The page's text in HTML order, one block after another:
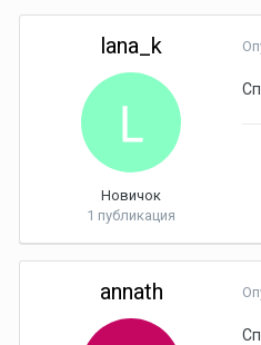
lana_k
Новичок
1 публикация
annath